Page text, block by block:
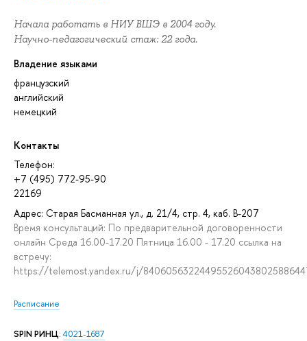
Начала работать в НИУ ВШЭ в 2004 году.
Научно-педагогический стаж: 22 года.
Владение языками
французский
английский
немецкий
Контакты
Телефон:
+7 (495) 772-95-90
22169
Адрес: Старая Басманная ул., д. 21/4, стр. 4, каб. В-207
Время консультаций: По предварительной договоренности
онлайн Среда 16.00-17.20 Пятница 16.00 - 17.20 ссылка на
встречу:
https://telemost.yandex.ru/j/
Расписание
SPIN РИНЦ:4021-1687